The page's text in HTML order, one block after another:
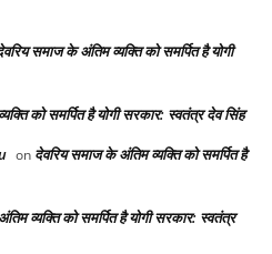
समाज के अंतिम व्यक्ति को समर्पित है योगी
को समर्पित है योगी सरकार: स्वतंत्र देव सिंह
on देवरिय समाज के अंतिम व्यक्ति को समर्पित है
व्यक्ति को समर्पित है योगी सरकार: स्वतंत्र